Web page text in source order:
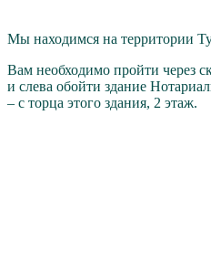
Мы находимся на территории
Вам необходимо пройти через
и слева обойти здание
– с торца этого здания, 2 этаж.